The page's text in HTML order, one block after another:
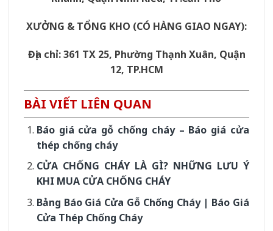
XƯỞNG & TỔNG KHO (CÓ HÀNG GIAO NGAY):
Địa chỉ: 361 TX 25, Phường Thạnh Xuân, Quận
12, TP.HCM
BÀI VIẾT LIÊN QUAN
Báo giá cửa gỗ chống cháy – Báo giá cửa
thép chống cháy
CỬA CHỐNG CHÁY LÀ GÌ? NHỮNG LƯU Ý
KHI MUA CỬA CHỐNG CHÁY
Bảng Báo Giá Cửa Gỗ Chống Cháy | Báo Giá
Cửa Thép Chống Cháy